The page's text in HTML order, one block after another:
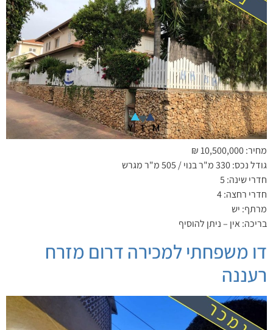
מחיר: 10,500,000 ₪
גודל נכס: 330 מ"ר בנוי / 505 מ"ר מגרש
חדרי שינה: 5
חדרי רחצה: 4
מרתף: יש
בריכה: אין – ניתן להוסיף
דו משפחתי למכירה דרום מזרח
רעננה